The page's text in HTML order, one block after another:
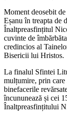
Moment deosebit
Eșanu în treapta de
Înaltpreasfințitul
cuvinte de
credincios al
Bisericii lui Hristos.
La finalul Sfintei
mulțumire, prin care
binefacerile
încununează și cei
Înaltpreasfințitului